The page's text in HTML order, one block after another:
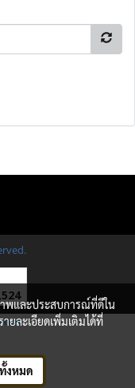
พและประสบการณ์ที่ดีใน
ยละเอียดเพิ่มเติมได้ที่
งหมด